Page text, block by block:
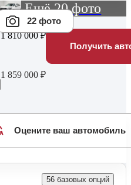
22 фото
Ещё 20 фото
1 810 000 ₽
1 859 000 ₽
Получить
Оцените ваш автомобиль
56 базовых опций